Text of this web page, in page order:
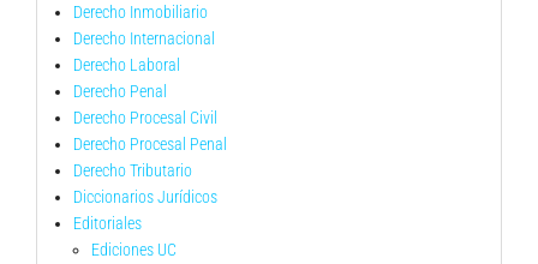
Derecho Inmobiliario
Derecho Internacional
Derecho Laboral
Derecho Penal
Derecho Procesal Civil
Derecho Procesal Penal
Derecho Tributario
Diccionarios Jurídicos
Editoriales
Ediciones UC